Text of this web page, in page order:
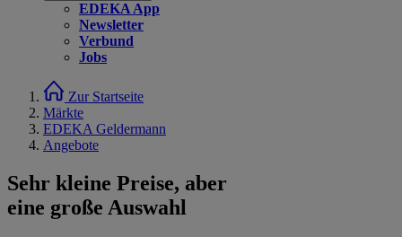
EDEKA App
Newsletter
Verbund
Jobs
Zur Startseite
Märkte
EDEKA Geldermann
Angebote
Sehr kleine Preise, aber
eine große Auswahl